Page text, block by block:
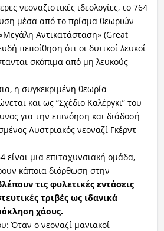
νεοναζιστικές ιδεολογίες, το 764
μέσα από το πρίσμα θεωριών
Αντικατάσταση» (Great
πεποίθηση ότι οι δυτικοί λευκοί
σκόπιμα από μη λευκούς
η συγκεκριμένη θεωρία
και ως “Σχέδιο Καλέργκι” του
για την επινόηση και διάδοσή
Αυστριακός νεοναζί Γκέρντ
είναι μια επιταχυνσιακή ομάδα,
κάποια διόρθωση στην
τις φυλετικές εντάσεις
τριβές ως ιδανικά
χάους.
Όταν ο νεοναζί μανιακοί